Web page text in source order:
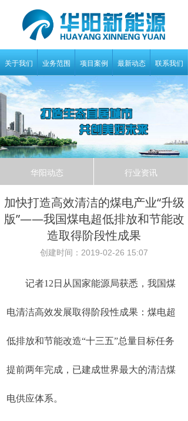
关于我们 业务范围 项目案例 最新动态 联系我们
华阳动态 行业资讯
加快打造高效清洁的煤电产业“升级
版”——我国煤电超低排放和节能改
造取得阶段性成果
创建时间： 2019-02-26 15:07
记者12日从国家能源局获悉，我国煤
电清洁高效发展取得阶段性成果：煤电超
低排放和节能改造“十三五”总量目标任务
提前两年完成，已建成世界最大的清洁煤
电供应体系。